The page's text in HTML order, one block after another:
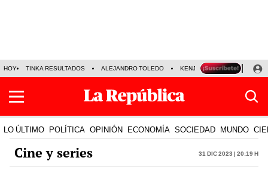
HOY TINKA RESULTADOS ALEJANDRO TOLEDO KENJI FUJIMORI
LO ÚLTIMO POLÍTICA OPINIÓN ECONOMÍA SOCIEDAD MUNDO
Cine y series 31 Dic 2023 | 20:19 h